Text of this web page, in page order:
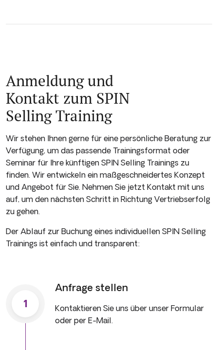
Anmeldung und
Kontakt zum SPIN
Selling Training
Wir stehen Ihnen gerne für eine persönliche Beratung zur
Verfügung, um das passende Trainingsformat oder
Seminar für Ihre künftigen SPIN Selling Trainings zu
finden. Wir entwickeln ein maßgeschneidertes Konzept
und Angebot für Sie. Nehmen Sie jetzt Kontakt mit uns
auf, um den nächsten Schritt in Richtung Vertriebserfolg
zu gehen.
Der Ablauf zur Buchung eines individuellen SPIN Selling
Trainings ist einfach und transparent:
1
Anfrage stellen
Kontaktieren Sie uns über unser Formular
oder per E-Mail.